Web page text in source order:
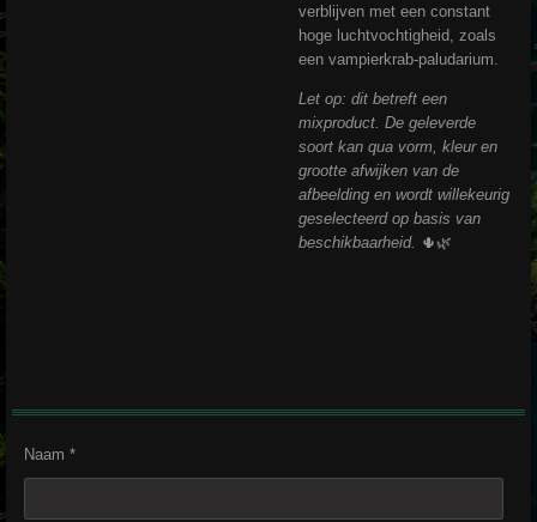
verblijven met een constant
hoge luchtvochtigheid, zoals
een vampierkrab-paludarium.
Let op: dit betreft een
mixproduct. De geleverde
soort kan qua vorm, kleur en
grootte afwijken van de
afbeelding en wordt willekeurig
geselecteerd op basis van
beschikbaarheid. 🌵🌿
Naam *